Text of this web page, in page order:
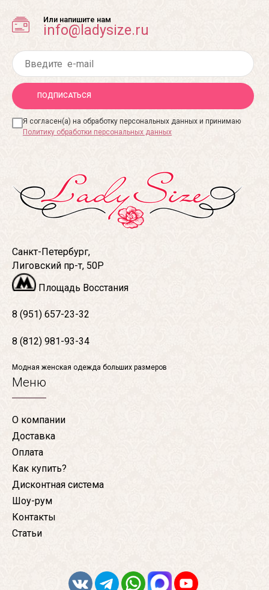
Или напишите нам
info@ladysize.ru
ПОДПИСАТЬСЯ
Я согласен(а) на обработку персональных данных и принимаю
Политику обработки персональных данных
Санкт-Петербург,
Лиговский пр-т, 50Р
Площадь Восстания
8 (951) 657-23-32
8 (812) 981-93-34
Модная женская одежда больших размеров
Меню
О компании
Доставка
Оплата
Как купить?
Дисконтная система
Шоу-рум
Контакты
Статьи